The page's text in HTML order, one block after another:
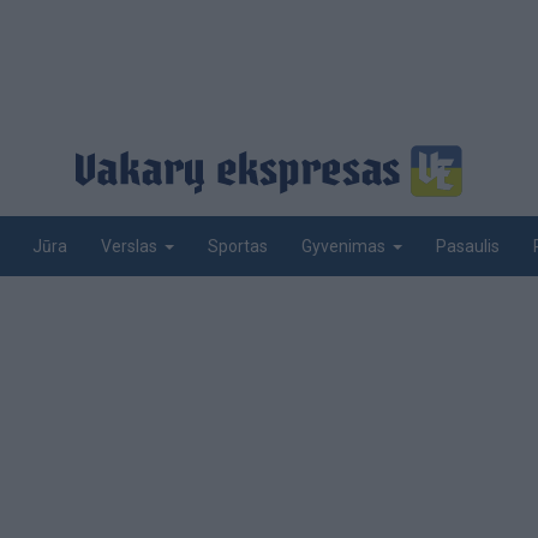
Jūra Verslas Sportas Gyvenimas Pasaulis